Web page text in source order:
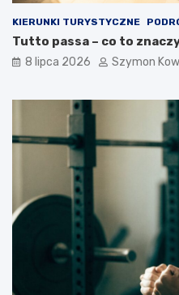
KIERUNKI TURYSTYCZNE
Tutto passa – co to
8 lipca 2026 Szymon